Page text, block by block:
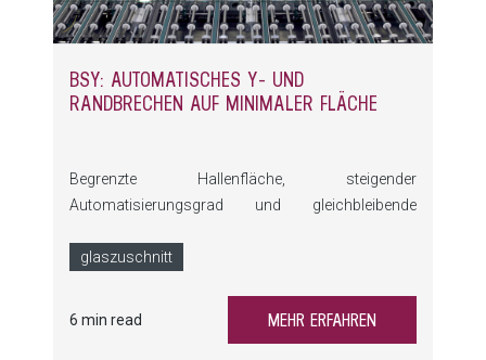
BSY: AUTOMATISCHES Y‑ UND
RANDBRECHEN AUF MINIMALER FLÄCHE
Begrenzte Hallenfläche, steigender
Automatisierungsgrad und gleichbleibende
kompakte Brechanlage automatisiert Y‑ und
glaszuschnitt
6 min read MEHR ERFAHREN